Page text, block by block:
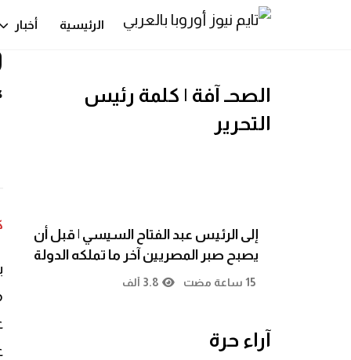
الرئيسية أخبار
الصحـ آفة | كلمة رئيس
التحرير
إلى الرئيس عبد الفتاح السيسي | قبل أن
يصبح صبر المصريين آخر ما تملكه الدولة
15 ساعة مضت 3.8 ألف
آراء حرة